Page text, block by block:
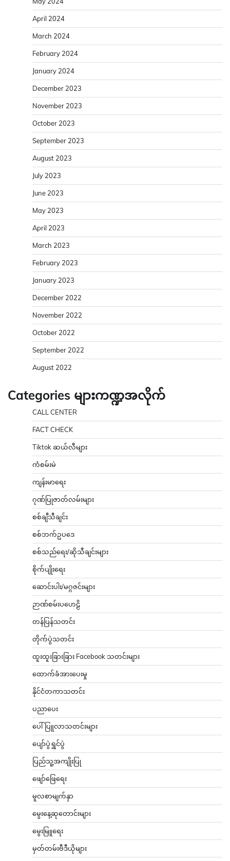
April 2024
March 2024
February 2024
January 2024
December 2023
November 2023
October 2023
September 2023
August 2023
July 2023
June 2023
May 2023
April 2023
March 2023
February 2023
January 2023
December 2022
November 2022
October 2022
September 2022
August 2022
Categories များကဏ္ဍအလိုက်
CALL CENTER
FACT CHECK
Tiktok ဆယ်လီများ
ကံစမ်းမဲ
ကျန်းမာရေး
ဂုဏ်ပြုဇာတ်လမ်းများ
စစ်ချီသီချင်း
စစ်ဘက်ဥပဒေ
စစ်သည်ရေး/ဆိုသီချင်းများ
စိုက်ပျိုးရေး
ဆောင်းပါး/မဂ္ဂဇင်းများ
ဉာဏ်စမ်းပဟေဠိ
တန်ပြန်သတင်း
တိုက်ပွဲသတင်း
ထူးထူးခြားခြား Facebook သတင်းများ
ထောက်ခံအားပေးမှု
နိုင်ငံတကာသတင်း
ပညာပေး
ပေါ်ပြူလာသတင်းများ
ပျော်ပွဲရွှင်ပွဲ
ပြည်သူ့အကျိုးပြု
ဖျော်ဖြေရေး
မူလစာမျက်နှာ
မွေးနေ့ဆုတောင်းများ
မွေးမြူရေး
မှတ်တမ်းဗီဒီယိုများ